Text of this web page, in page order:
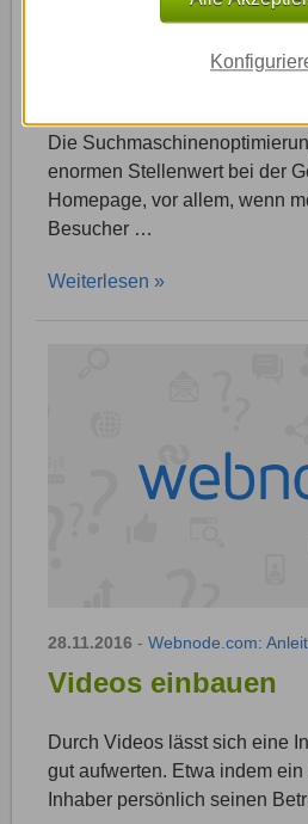
Die
enormen Stellenwert bei der
Homepage, vor allem, wenn
Besucher …
Weiterlesen »
28.11.2016 - Webnode.com:
Videos einbauen
Durch Videos lässt sich eine
gut aufwerten. Etwa indem
Inhaber persönlich seinen